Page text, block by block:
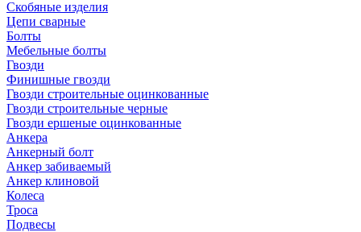
Скобяные изделия
Цепи сварные
Болты
Мебельные болты
Гвозди
Финишные гвозди
Гвозди строительные оцинкованные
Гвозди строительные черные
Гвозди ершеные оцинкованные
Анкера
Анкерный болт
Анкер забиваемый
Анкер клиновой
Колеса
Троса
Подвесы